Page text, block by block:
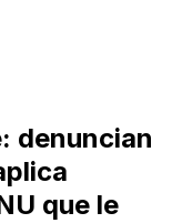
denuncian
que le